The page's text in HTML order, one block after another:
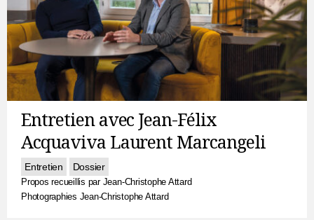
Entretien avec Jean-Félix
Acquaviva Laurent Marcangeli
Entretien Dossier
Propos recueillis par Jean-Christophe Attard
Photographies Jean-Christophe Attard